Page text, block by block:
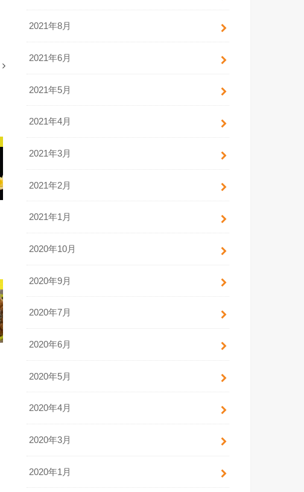
2021年8月
2021年6月
2021年5月
2021年4月
2021年3月
2021年2月
2021年1月
2020年10月
2020年9月
2020年7月
2020年6月
2020年5月
2020年4月
2020年3月
2020年1月